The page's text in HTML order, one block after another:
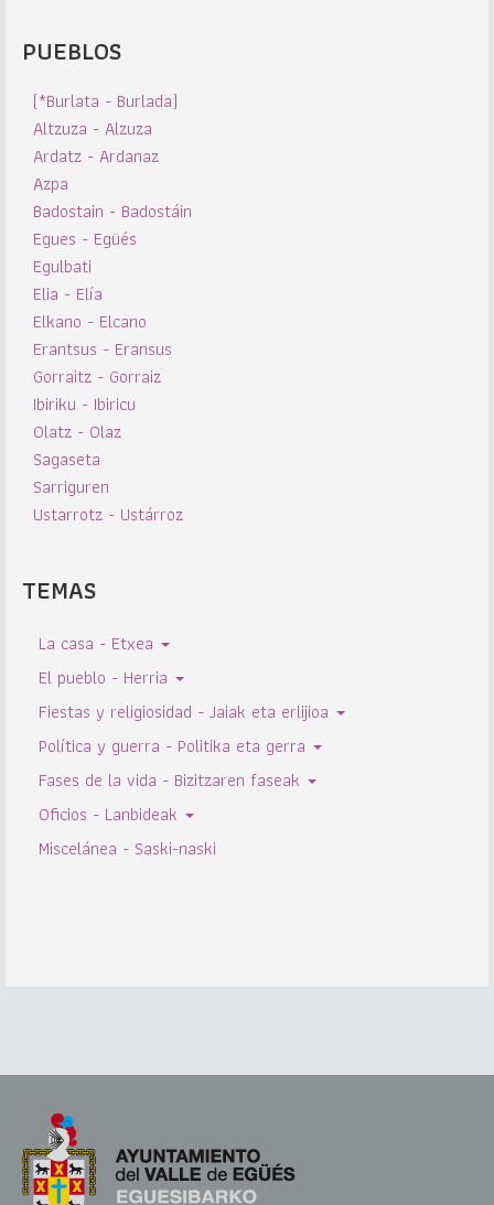
PUEBLOS
(*Burlata - Burlada)
Altzuza - Alzuza
Ardatz - Ardanaz
Azpa
Badostain - Badostáin
Egues - Egüés
Egulbati
Elia - Elía
Elkano - Elcano
Erantsus - Eransus
Gorraitz - Gorraiz
Ibiriku - Ibiricu
Olatz - Olaz
Sagaseta
Sarriguren
Ustarrotz - Ustárroz
TEMAS
La casa - Etxea
El pueblo - Herria
Fiestas y religiosidad - Jaiak eta erlijioa
Política y guerra - Politika eta gerra
Fases de la vida - Bizitzaren faseak
Oficios - Lanbideak
Miscelánea - Saski-naski